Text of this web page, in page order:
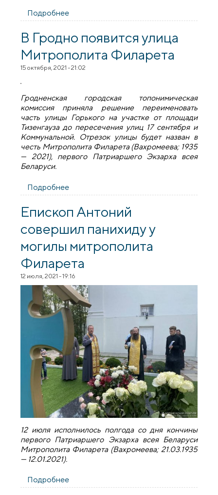
Подробнее
всеми»: протоиерей Александр
В Гродно появится улица
Митрополита Филарета
15 октября, 2021 - 21:02
Гродненская городская топонимическая
комиссия приняла решение переименовать
часть улицы Горького на участке от площади
Тизенгауза до пересечения улиц 17 сентября и
Коммунальной. Отрезок улицы будет назван в
честь Митрополита Филарета (Вахромеева; 1935
— 2021), первого Патриаршего Экзарха всея
Беларуси.
Подробнее
Митрополита Филарета
Епископ Антоний
совершил панихиду у
могилы митрополита
Филарета
12 июля, 2021 - 19:16
12 июля исполнилось полгода со дня кончины
первого Патриаршего Экзарха всея Беларуси
Митрополита Филарета (Вахромеева; 21.03.1935
— 12.01.2021).
Подробнее
могилы митрополита Филарета